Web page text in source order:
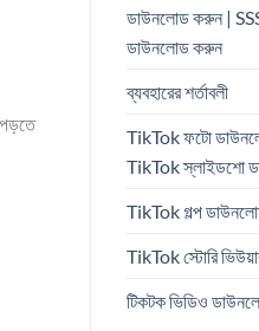
ডাউনলোড করুন |
ডাউনলোড করুন
ব্যবহারের শর্তাবলী
TikTok ফটো
TikTok স্লাইডশো
TikTok গল্প
TikTok স্টোরি
টিকটক ভিডিও